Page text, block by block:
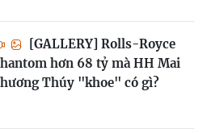
[GALLERY] Rolls-Royce
hơn 68 tỷ mà HH Mai
Thúy "khoe" có gì?